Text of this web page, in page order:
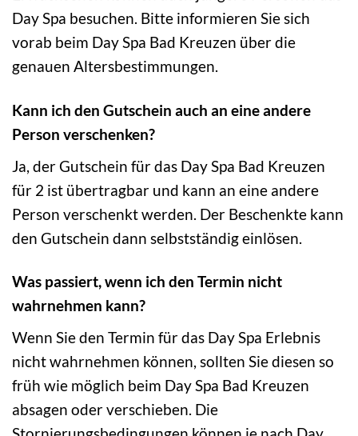
Day Spa besuchen. Bitte informieren Sie sich
vorab beim Day Spa Bad Kreuzen über die
genauen Altersbestimmungen.
Kann ich den Gutschein auch an eine andere
Person verschenken?
Ja, der Gutschein für das Day Spa Bad Kreuzen
für 2 ist übertragbar und kann an eine andere
Person verschenkt werden. Der Beschenkte kann
den Gutschein dann selbstständig einlösen.
Was passiert, wenn ich den Termin nicht
wahrnehmen kann?
Wenn Sie den Termin für das Day Spa Erlebnis
nicht wahrnehmen können, sollten Sie diesen so
früh wie möglich beim Day Spa Bad Kreuzen
absagen oder verschieben. Die